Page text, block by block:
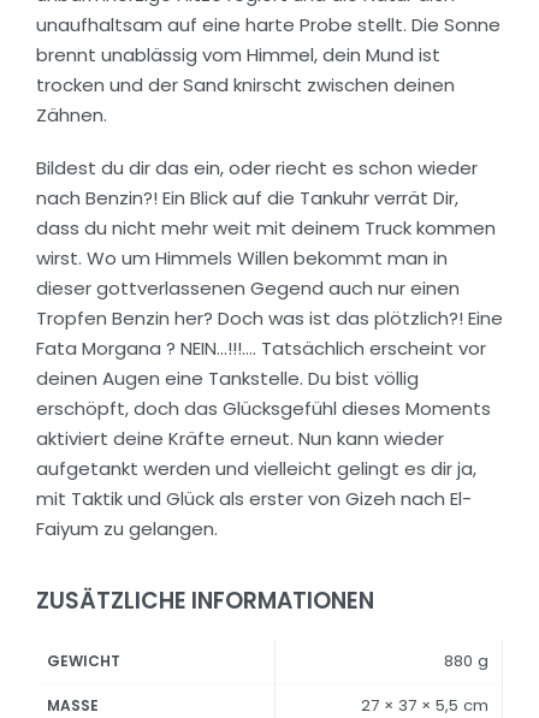
unaufhaltsam auf eine harte Probe stellt. Die Sonne
brennt unablässig vom Himmel, dein Mund ist
trocken und der Sand knirscht zwischen deinen
Zähnen.
Bildest du dir das ein, oder riecht es schon wieder
nach Benzin?! Ein Blick auf die Tankuhr verrät Dir,
dass du nicht mehr weit mit deinem Truck kommen
wirst. Wo um Himmels Willen bekommt man in
dieser gottverlassenen Gegend auch nur einen
Tropfen Benzin her? Doch was ist das plötzlich?! Eine
Fata Morgana ? NEIN…!!!…. Tatsächlich erscheint vor
deinen Augen eine Tankstelle. Du bist völlig
erschöpft, doch das Glücksgefühl dieses Moments
aktiviert deine Kräfte erneut. Nun kann wieder
aufgetankt werden und vielleicht gelingt es dir ja,
mit Taktik und Glück als erster von Gizeh nach El-
Faiyum zu gelangen.
ZUSÄTZLICHE INFORMATIONEN
GEWICHT 880 g
MASSE 27 × 37 × 5,5 cm